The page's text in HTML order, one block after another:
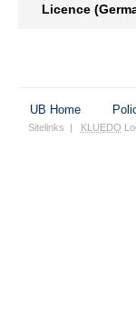
Licence
UB Home
Sitelinks KLUEDO